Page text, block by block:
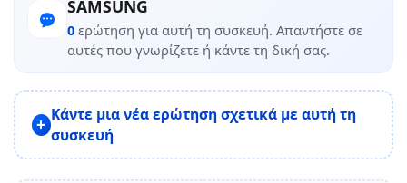
SAMSUNG
0 ερώτηση για αυτή τη συσκευή. Απαντήστε σε
αυτές που γνωρίζετε ή κάντε τη δική σας.
Κάντε μια νέα ερώτηση σχετικά με αυτή τη
συσκευή